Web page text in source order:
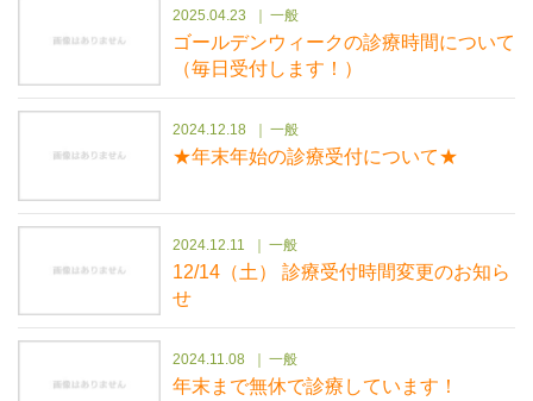
2025.04.23 一般
ゴールデンウィークの診療時間について
（毎日受付します！）
2024.12.18 一般
★年末年始の診療受付について★
2024.12.11 一般
12/14（土） 診療受付時間変更のお知ら
せ
2024.11.08 一般
年末まで無休で診療しています！